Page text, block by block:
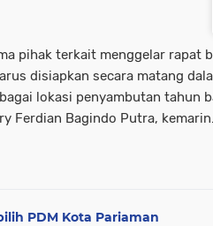
pihak terkait menggelar rapat
disiapkan secara matang
lokasi penyambutan tahun
Ferdian Bagindo Putra, kemarin.
PDM Kota Pariaman